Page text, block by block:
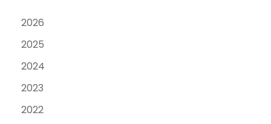
2026
2025
2024
2023
2022